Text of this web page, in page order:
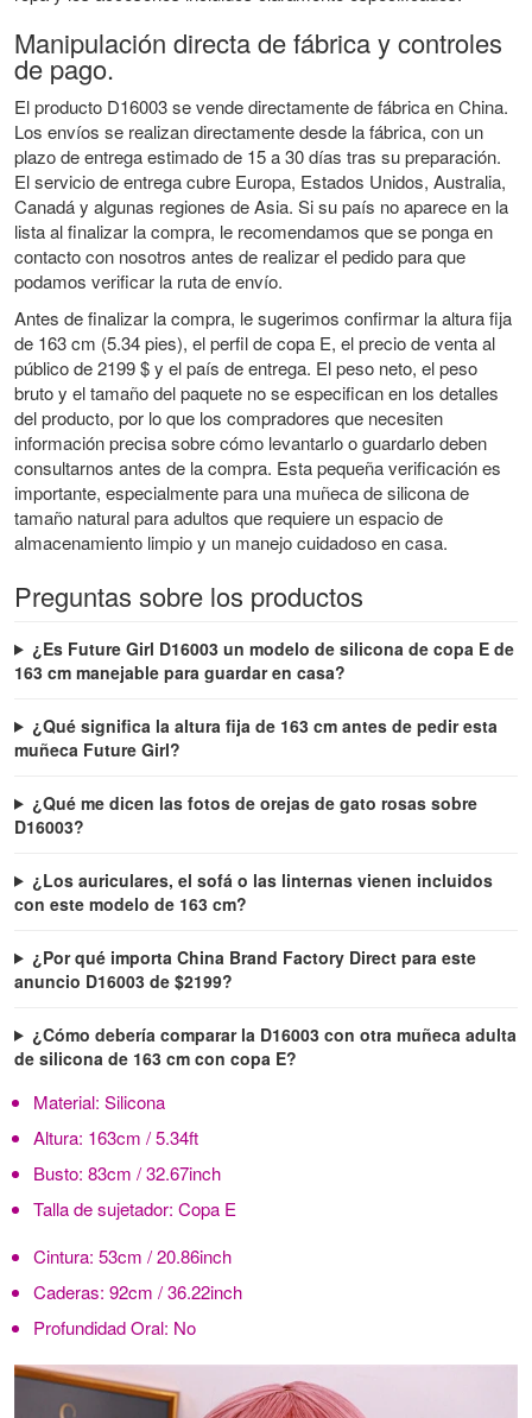
Manipulación directa de fábrica y controles
de pago.
El producto D16003 se vende directamente de fábrica en China.
Los envíos se realizan directamente desde la fábrica, con un
plazo de entrega estimado de 15 a 30 días tras su preparación.
El servicio de entrega cubre Europa, Estados Unidos, Australia,
Canadá y algunas regiones de Asia. Si su país no aparece en la
lista al finalizar la compra, le recomendamos que se ponga en
contacto con nosotros antes de realizar el pedido para que
podamos verificar la ruta de envío.
Antes de finalizar la compra, le sugerimos confirmar la altura fija
de 163 cm (5.34 pies), el perfil de copa E, el precio de venta al
público de 2199 $ y el país de entrega. El peso neto, el peso
bruto y el tamaño del paquete no se especifican en los detalles
del producto, por lo que los compradores que necesiten
información precisa sobre cómo levantarlo o guardarlo deben
consultarnos antes de la compra. Esta pequeña verificación es
importante, especialmente para una muñeca de silicona de
tamaño natural para adultos que requiere un espacio de
almacenamiento limpio y un manejo cuidadoso en casa.
Preguntas sobre los productos
¿Es Future Girl D16003 un modelo de silicona de copa E de
163 cm manejable para guardar en casa?
¿Qué significa la altura fija de 163 cm antes de pedir esta
muñeca Future Girl?
¿Qué me dicen las fotos de orejas de gato rosas sobre
D16003?
¿Los auriculares, el sofá o las linternas vienen incluidos
con este modelo de 163 cm?
¿Por qué importa China Brand Factory Direct para este
anuncio D16003 de $2199?
¿Cómo debería comparar la D16003 con otra muñeca adulta
de silicona de 163 cm con copa E?
Material: Silicona
Altura: 163cm / 5.34ft
Busto: 83cm / 32.67inch
Talla de sujetador: Copa E
Cintura: 53cm / 20.86inch
Caderas: 92cm / 36.22inch
Profundidad Oral: No